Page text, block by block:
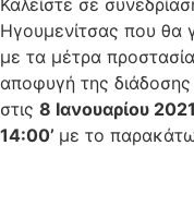
Ηγουμενίτσας που θα
με τα μέτρα
αποφυγή της
στις 8 Ιανουαρίου
14:00’ με το